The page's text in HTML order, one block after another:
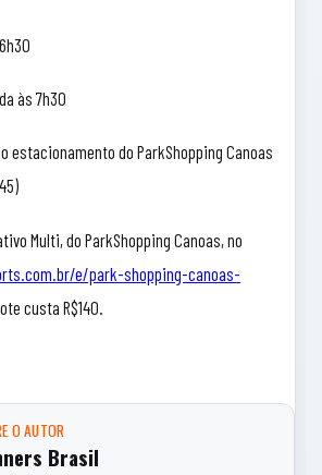
às 7h30
estacionamento do ParkShopping Canoas
Multi, do ParkShopping Canoas, no
e/park-shopping-canoas-
custa R$140.
O AUTOR
Brasil